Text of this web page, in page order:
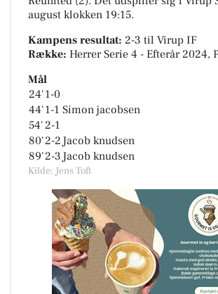
august klokken 19:15.
Kampens resultat: 2-3 til Virup IF
Række: Herrer Serie 4 - Efterår 2024,
Mål
24'1-0
44'1-1 Simon jacobsen
54'2-1
80'2-2 Jacob knudsen
89'2-3 Jacob knudsen
Kilde: Jens Toft